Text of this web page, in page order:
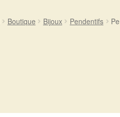
Boutique Bijoux Pendentifs